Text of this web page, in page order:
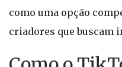
como uma opção
criadores que buscam